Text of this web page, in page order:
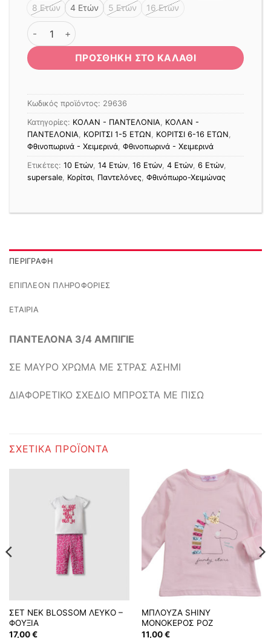
8 Ετών
4 Ετών 5 Ετών
16 Ετών
ΠΑΝΤΕΛΟΝΑ 3/4 ΑΜΠΙΓΙΕ ΜΑΥΡΗ ΜΕ ΣΤΡΑΣ ποσότητα
ΠΡΟΣΘΉΚΗ ΣΤΟ ΚΑΛΆΘΙ
Κωδικός προϊόντος: 29636
Κατηγορίες: ΚΟΛΑΝ - ΠΑΝΤΕΛΟΝΙΑ, ΚΟΛΑΝ -
ΠΑΝΤΕΛΟΝΙΑ, ΚΟΡΙΤΣΙ 1-5 ΕΤΩΝ, ΚΟΡΙΤΣΙ 6-16 ΕΤΩΝ,
Φθινοπωρινά - Χειμερινά, Φθινοπωρινά - Χειμερινά
Ετικέτες: 10 Ετών, 14 Ετών, 16 Ετών, 4 Ετών, 6 Ετών,
supersale, Κορίτσι, Παντελόνες, Φθινόπωρο-Χειμώνας
ΠΕΡΙΓΡΑΦΉ
ΕΠΙΠΛΈΟΝ ΠΛΗΡΟΦΟΡΊΕΣ
ΕΤΑΙΡΊΑ
ΠΑΝΤΕΛΟΝΑ 3/4 ΑΜΠΙΓΙΕ
ΣΕ ΜΑΥΡΟ ΧΡΩΜΑ ΜΕ ΣΤΡΑΣ ΑΣΗΜΙ
ΔΙΑΦΟΡΕΤΙΚΟ ΣΧΕΔΙΟ ΜΠΡΟΣΤΑ ΜΕ ΠΙΣΩ
ΣΧΕΤΙΚΆ ΠΡΟΪΌΝΤΑ
ΣΕΤ ΝΕΚ BLOSSOM ΛΕΥΚΟ –
ΦΟΥΞΙΑ
17,00€
ΜΠΛΟΥΖΑ SHINY
ΜΟΝΟΚΕΡΟΣ ΡΟΖ
11,00€